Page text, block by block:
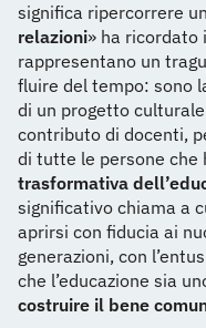
significa ripercorrere
relazioni» ha ricordato
rappresentano un
fluire del tempo: sono
di un progetto
contributo di docenti,
di tutte le persone che
trasformativa
significativo chiama a
aprirsi con fiducia ai
generazioni, con
che l’educazione sia
costruire il bene